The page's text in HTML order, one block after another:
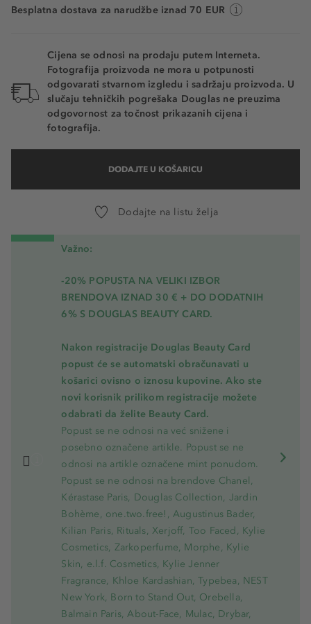
Besplatna dostava za narudžbe iznad 70 EUR
Cijena se odnosi na prodaju putem Interneta.
Fotografija proizvoda ne mora u potpunosti
odgovarati stvarnom izgledu i sadržaju proizvoda. U
slučaju tehničkih pogrešaka Douglas ne preuzima
odgovornost za točnost prikazanih cijena i
fotografija.
DODAJTE U KOŠARICU
Dodajte na listu želja
Važno:
-20% POPUSTA NA VELIKI IZBOR
BRENDOVA IZNAD 30 € + DO DODATNIH
6% S DOUGLAS BEAUTY CARD.
Nakon registracije Douglas Beauty Card
popust će se automatski obračunavati u
košarici ovisno o iznosu kupovine. Ako ste
novi korisnik prilikom registracije možete
odabrati da želite Beauty Card.
Popust se ne odnosi na već snižene i
posebno označene artikle. Popust se ne
odnosi na artikle označene mint ponudom.
Popust se ne odnosi na brendove Chanel,
Kérastase Paris, Douglas Collection, Jardin
Bohème, one.two.free!, Augustinus Bader,
Kilian Paris, Rituals, Xerjoff, Too Faced, Kylie
Cosmetics, Zarkoperfume, Morphe, Kylie
Skin, e.l.f. Cosmetics, Kylie Jenner
Fragrance, Khloe Kardashian, Typebea, NEST
New York, Born to Stand Out, Orebella,
Balmain Paris, About-Face, Mulac, Drybar,